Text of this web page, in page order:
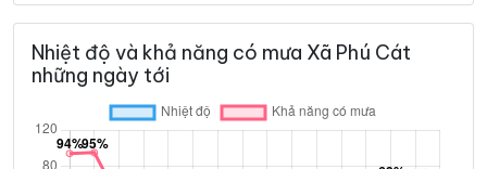
Nhiệt độ và khả năng có mưa Xã Phú Cát
những ngày tới